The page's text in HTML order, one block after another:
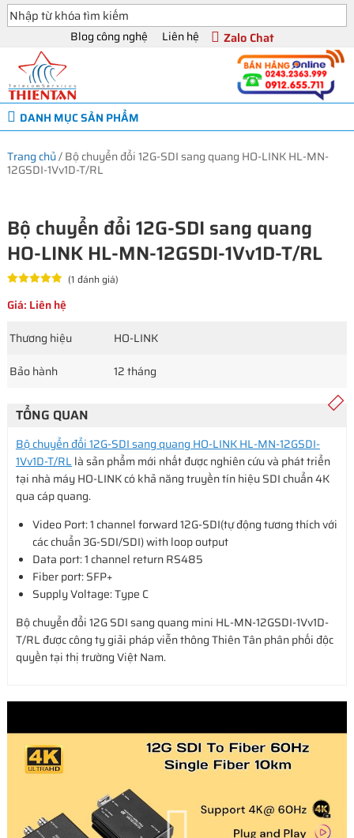
Blog công nghệ Liên hệ Zalo Chat
DANH MỤC SẢN PHẨM
Trang chủ/Bộ chuyển đổi 12G-SDI sang quang HO-LINK HL-MN-
12GSDI-1Vv1D-T/RL
Bộ chuyển đổi 12G-SDI sang quang
HO-LINK HL-MN-12GSDI-1Vv1D-T/RL
(1 đánh giá)
Giá: Liên hệ
Thương hiệu
HO-LINK
Bảo hành
12 tháng
TỔNG QUAN
Bộ chuyển đổi 12G-SDI sang quang HO-LINK HL-MN-12GSDI-
1Vv1D-T/RL là sản phẩm mới nhất được nghiên cứu và phát triển
tại nhà máy HO-LINK có khả năng truyền tín hiệu SDI chuẩn 4K
qua cáp quang.
Video Port: 1 channel forward 12G-SDI(tự động tương thích với
các chuẩn 3G-SDI/SDI) with loop output
Data port: 1 channel return RS485
Fiber port: SFP+
Supply Voltage: Type C
Bộ chuyển đổi 12G SDI sang quang mini HL-MN-12GSDI-1Vv1D-
T/RL được công ty giải pháp viễn thông Thiên Tân phân phối độc
quyền tại thị trường Việt Nam.